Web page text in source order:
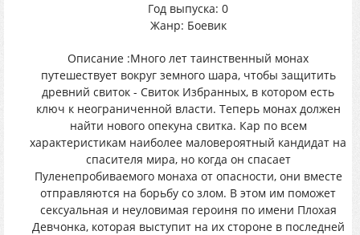
Год выпуска: 0
Жанр: Боевик
Описание :Много лет таинственный монах
путешествует вокруг земного шара, чтобы защитить
древний свиток - Свиток Избранных, в котором есть
ключ к неограниченной власти. Теперь монах должен
найти нового опекуна свитка. Кар по всем
характеристикам наиболее маловероятный кандидат на
спасителя мира, но когда он спасает
Пуленепробиваемого монаха от опасности, они вместе
отправляются на борьбу со злом. В этом им поможет
сексуальная и неуловимая героиня по имени Плохая
Девчонка, которая выступит на их стороне в последней